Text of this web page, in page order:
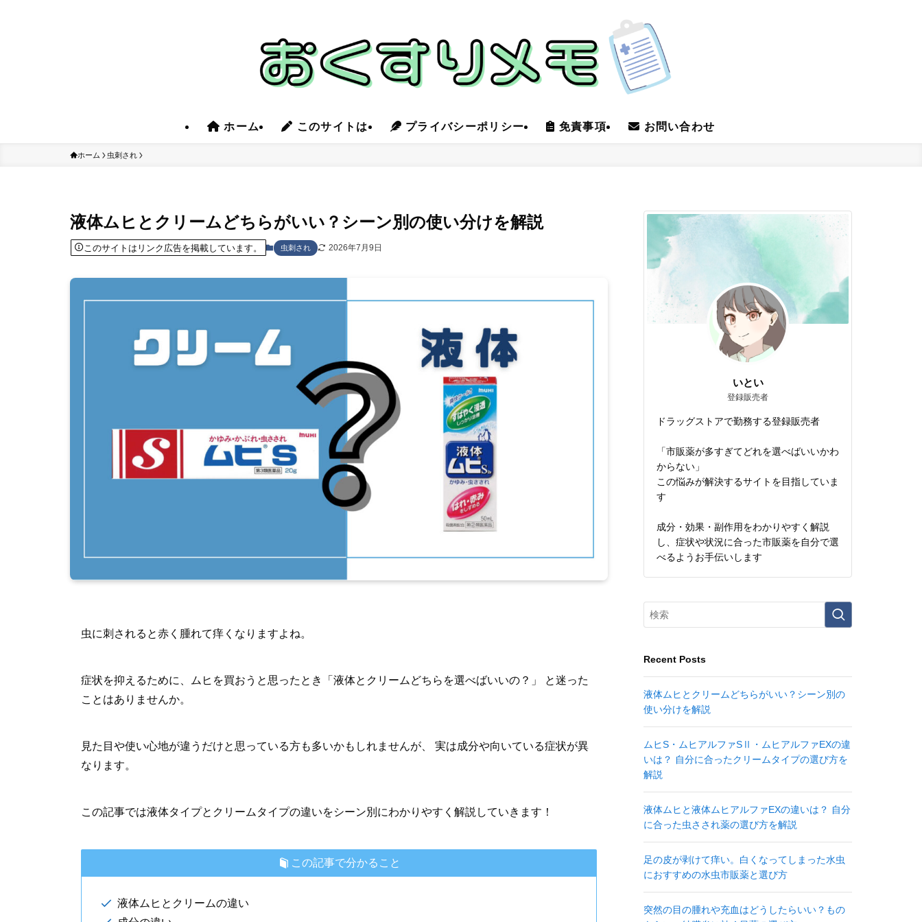
ホーム このサイトは プライバシーポリシー 免責事項 お問い合わせ
ホーム 虫刺され
液体ムヒとクリームどちらがいい？シーン別の使い分けを解説
このサイトはリンク広告を掲載しています。 虫刺され 2026年7月9日
虫に刺されると赤く腫れて痒くなりますよね。
症状を抑えるために、ムヒを買おうと思ったとき「液体とクリームどちらを選べばいいの？」 と迷った
ことはありませんか。
見た目や使い心地が違うだけと思っている方も多いかもしれませんが、 実は成分や向いている症状が異
なります。
この記事では液体タイプとクリームタイプの違いをシーン別にわかりやすく解説していきます！
この記事で分かること
液体ムヒとクリームの違い
いとい
登録販売者
ドラッグストアで勤務する登録販売者
「市販薬が多すぎてどれを選べばいいかわ
からない」
この悩みが解決するサイトを目指していま
す
成分・効果・副作用をわかりやすく解説
し、症状や状況に合った市販薬を自分で選
べるようお手伝いします
Recent Posts
液体ムヒとクリームどちらがいい？シーン別の
使い分けを解説
ムヒS・ムヒアルファSⅡ・ムヒアルファEXの違
いは？ 自分に合ったクリームタイプの選び方を
解説
液体ムヒと液体ムヒアルファEXの違いは？ 自分
に合った虫さされ薬の選び方を解説
足の皮が剥けて痒い。白くなってしまった水虫
におすすめの水虫市販薬と選び方
突然の目の腫れや充血はどうしたらいい？もの